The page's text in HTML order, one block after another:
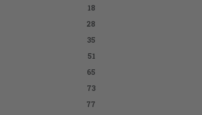
18
28
35
51
65
73
77